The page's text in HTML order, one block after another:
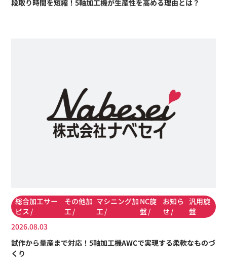
段取り時間を短縮！5軸加工機が生産性を高める理由とは？
総合加工サー
ビス
その他加
工
マシニング加
工
NC旋
盤
お知ら
せ
汎用旋
盤
2026.08.03
試作から量産まで対応！5軸加工機AWCで実現する柔軟なものづ
くり